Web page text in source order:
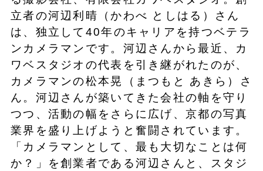
立者の河辺利晴（かわべ としはる）さん
は、独立して40年のキャリアを持つベテラ
ンカメラマンです。河辺さんから最近、カ
ワベスタジオの代表を引き継がれたのが、
カメラマンの松本晃（まつもと あきら）さ
ん。河辺さんが築いてきた会社の軸を守り
つつ、活動の幅をさらに広げ、京都の写真
業界を盛り上げようと奮闘されています。
「カメラマンとして、最も大切なことは何
か？」を創業者である河辺さんと、スタジ